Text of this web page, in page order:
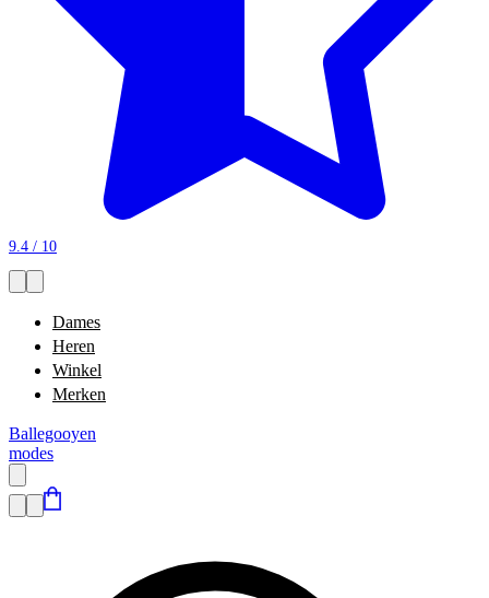
9.4 / 10
Dames
Heren
Winkel
Merken
Ballegooyen
modes